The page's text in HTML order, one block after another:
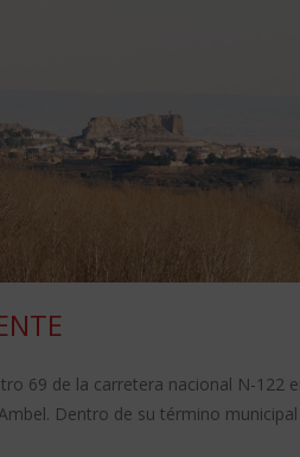
69 de la carretera nacional N-122
Dentro de su término